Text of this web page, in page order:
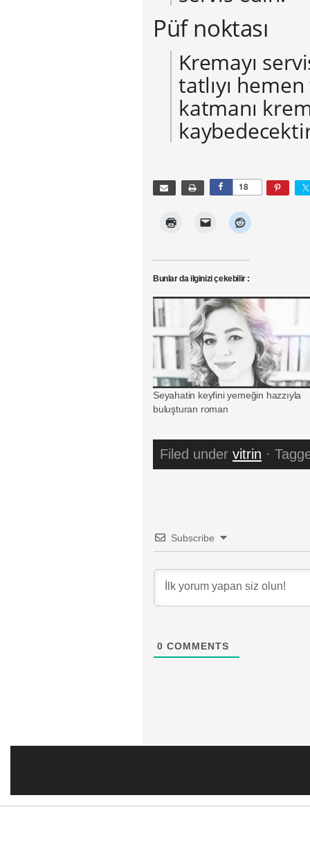
Püf noktası
Kremayı
tatlıyı
katmanı
18
Bunlar da ilginizi çekebilir :
Seyahatin keyfini yemeğin hazzıyla
buluşturan roman
Filed under vitrin ·
Subscribe
0 COMMENTS